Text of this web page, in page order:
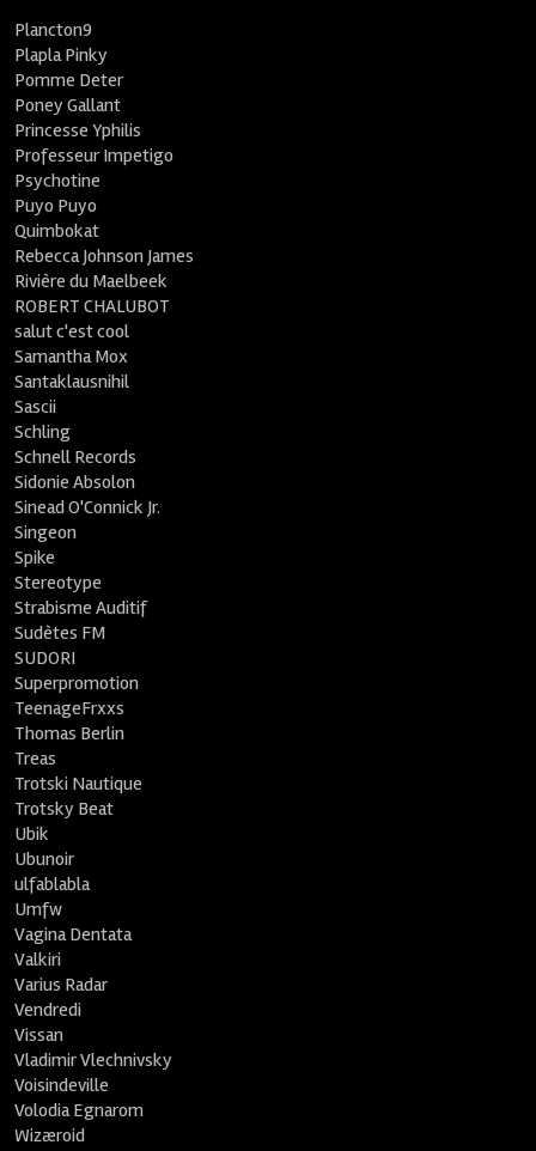
Plancton9
Plapla Pinky
Pomme Deter
Poney Gallant
Princesse Yphilis
Professeur Impetigo
Psychotine
Puyo Puyo
Quimbokat
Rebecca Johnson James
Rivière du Maelbeek
ROBERT CHALUBOT
salut c'est cool
Samantha Mox
Santaklausnihil
Sascii
Schling
Schnell Records
Sidonie Absolon
Sinead O'Connick Jr.
Singeon
Spike
Stereotype
Strabisme Auditif
Sudètes FM
SUDORI
Superpromotion
TeenageFrxxs
Thomas Berlin
Treas
Trotski Nautique
Trotsky Beat
Ubik
Ubunoir
ulfablabla
Umfw
Vagina Dentata
Valkiri
Varius Radar
Vendredi
Vissan
Vladimir Vlechnivsky
Voisindeville
Volodia Egnarom
Wizæroid